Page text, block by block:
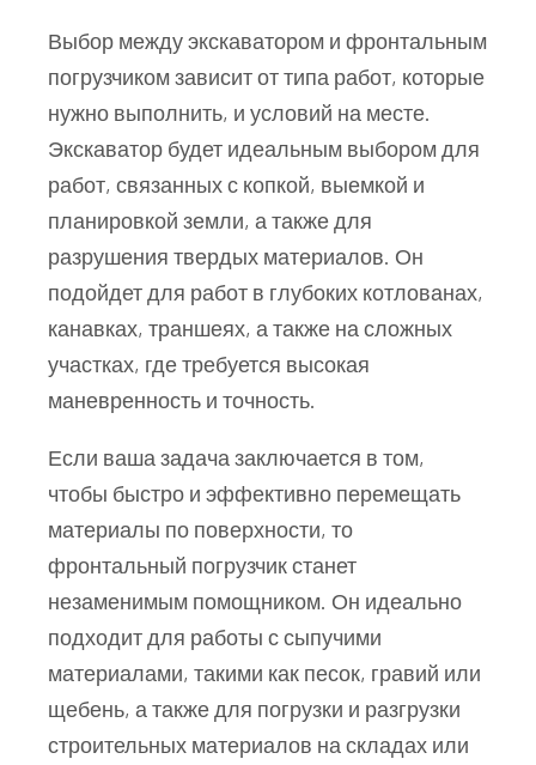
Выбор между экскаватором и фронтальным
погрузчиком зависит от типа работ, которые
нужно выполнить, и условий на месте.
Экскаватор будет идеальным выбором для
работ, связанных с копкой, выемкой и
планировкой земли, а также для
разрушения твердых материалов. Он
подойдет для работ в глубоких котлованах,
канавках, траншеях, а также на сложных
участках, где требуется высокая
маневренность и точность.
Если ваша задача заключается в том,
чтобы быстро и эффективно перемещать
материалы по поверхности, то
фронтальный погрузчик станет
незаменимым помощником. Он идеально
подходит для работы с сыпучими
материалами, такими как песок, гравий или
щебень, а также для погрузки и разгрузки
строительных материалов на складах или